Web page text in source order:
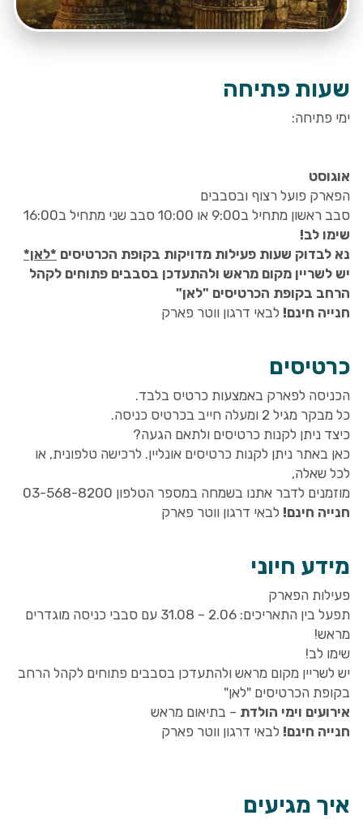
שעות פתיחה
ימי פתיחה:
אוגוסט
הפארק פועל רצוף ובסבבים
סבב ראשון מתחיל ב9:00 או 10:00 סבב שני מתחיל ב16:00
שימו לב!
נא לבדוק שעות פעילות מדויקות בקופת הכרטיסים *לאן*
יש לשריין מקום מראש ולהתעדכן בסבבים פתוחים לקהל
הרחב בקופת הכרטיסים "לאן"
חנייה חינם! לבאי דרגון ווטר פארק
כרטיסים
הכניסה לפארק באמצעות כרטיס בלבד.
כל מבקר מגיל 2 ומעלה חייב בכרטיס כניסה.
כיצד ניתן לקנות כרטיסים ולתאם הגעה?
כאן באתר ניתן לקנות כרטיסים אונליין. לרכישה טלפונית, או
לכל שאלה,
מוזמנים לדבר אתנו בשמחה במספר הטלפון 03-568-8200
חנייה חינם! לבאי דרגון ווטר פארק
מידע חיוני
פעילות הפארק
תפעל בין התאריכים: 2.06 – 31.08 עם סבבי כניסה מוגדרים
מראש!
שימו לב!
יש לשריין מקום מראש ולהתעדכן בסבבים פתוחים לקהל הרחב
בקופת הכרטיסים "לאן"
אירועים וימי הולדת – בתיאום מראש
חנייה חינם! לבאי דרגון ווטר פארק
איך מגיעים